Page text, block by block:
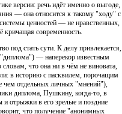
версии: речь идёт именно о выгоде,
— она относится к такому "ходу" с
ценностей — не нравственных,
кричащая современность.
под стать сути. К делу привлекается,
— наперекор известным
что она ни в чём не виновата,
в историю с пасквилем, порочащим
чем отдельных личных "мнений"),
диплома, Пушкину, когда-то, в
отрыжки в его зрелые и поздние
что получение "анонимных